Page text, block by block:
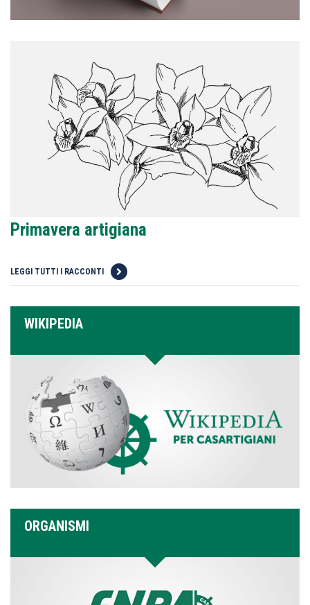
Primavera artigiana
LEGGI TUTTI I RACCONTI
WIKIPEDIA
ORGANISMI